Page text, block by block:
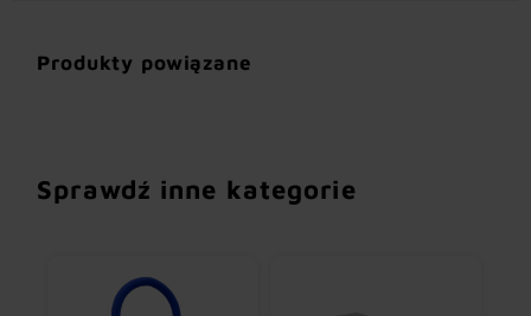
Produkty powiązane
Sprawdź inne kategorie